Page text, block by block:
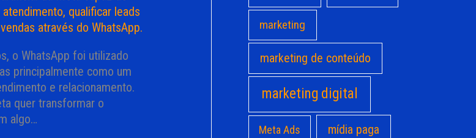
o WhatsApp foi utilizado
principalmente como um
e relacionamento.
quer transformar o
algo…
marketing
marketing de conteúdo
marketing digital
Meta Ads mídia paga